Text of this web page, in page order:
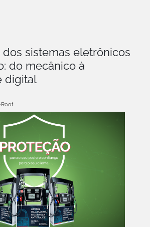
sistemas eletrônicos
do mecânico à
digital
Root